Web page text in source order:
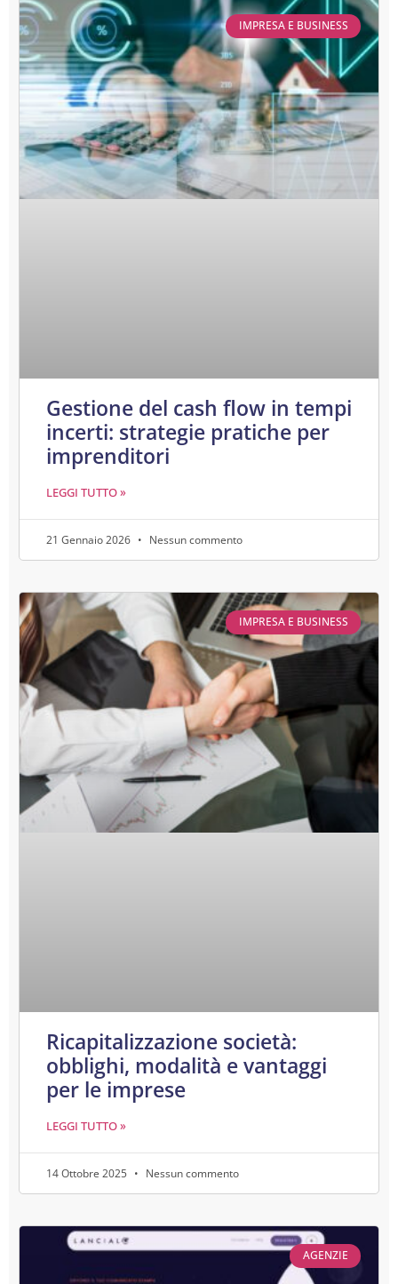
IMPRESA E BUSINESS
Gestione del cash flow in tempi
incerti: strategie pratiche per
imprenditori
LEGGI TUTTO »
21 Gennaio 2026 Nessun commento
IMPRESA E BUSINESS
Ricapitalizzazione società:
obblighi, modalità e vantaggi
per le imprese
LEGGI TUTTO »
14 Ottobre 2025 Nessun commento
AGENZIE